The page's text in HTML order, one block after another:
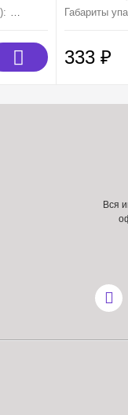
400 мм×60 мм×15 мм
Габариты
333₽
Вся